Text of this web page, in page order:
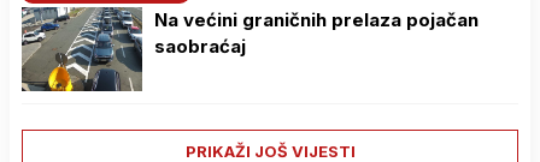
Na većini graničnih prelaza pojačan
saobraćaj
PRIKAŽI JOŠ VIJESTI